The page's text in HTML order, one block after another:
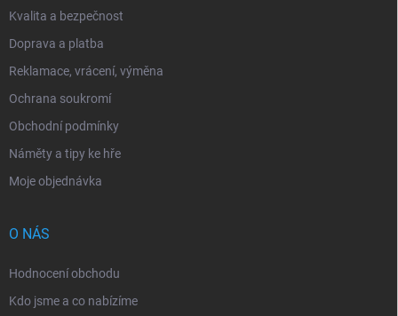
Kvalita a bezpečnost
Doprava a platba
Reklamace, vrácení, výměna
Ochrana soukromí
Obchodní podmínky
Náměty a tipy ke hře
Moje objednávka
O NÁS
Hodnocení obchodu
Kdo jsme a co nabízíme